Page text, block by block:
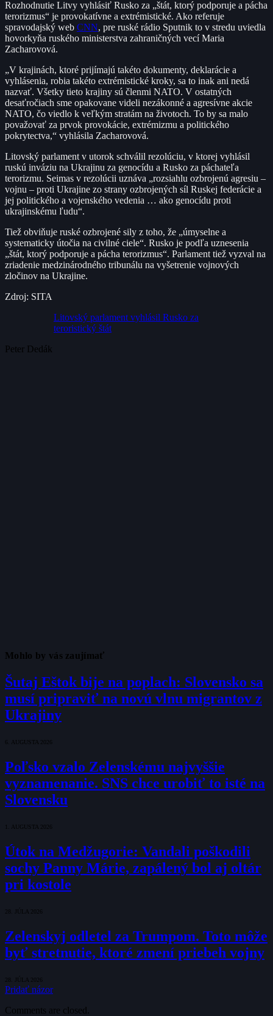
Rozhodnutie Litvy vyhlásiť Rusko za „štát, ktorý podporuje a pácha
terorizmus“ je provokatívne a extrémistické. Ako referuje
spravodajský web CNN, pre ruské rádio Sputnik to v stredu uviedla
hovorkyňa ruského ministerstva zahraničných vecí Maria
Zacharovová.
„V krajinách, ktoré prijímajú takéto dokumenty, deklarácie a
vyhlásenia, robia takéto extrémistické kroky, sa to inak ani nedá
nazvať. Všetky tieto krajiny sú členmi NATO. V ostatných
desaťročiach sme opakovane videli nezákonné a agresívne akcie
NATO, čo viedlo k veľkým stratám na životoch. To by sa malo
považovať za prvok provokácie, extrémizmu a politického
pokrytectva,“ vyhlásila Zacharovová.
Litovský parlament v utorok schválil rezolúciu, v ktorej vyhlásil
ruskú inváziu na Ukrajinu za genocídu a Rusko za páchateľa
terorizmu. Seimas v rezolúcii uznáva „rozsiahlu ozbrojenú agresiu –
vojnu – proti Ukrajine zo strany ozbrojených síl Ruskej federácie a
jej politického a vojenského vedenia … ako genocídu proti
ukrajinskému ľudu“.
Tiež obviňuje ruské ozbrojené sily z toho, že „úmyselne a
systematicky útočia na civilné ciele“. Rusko je podľa uznesenia
„štát, ktorý podporuje a pácha terorizmus“. Parlament tiež vyzval na
zriadenie medzinárodného tribunálu na vyšetrenie vojnových
zločinov na Ukrajine.
Zdroj: SITA
Litovský parlament vyhlásil Rusko za
teroristický štát
Peter Dedák
Mohlo by vás zaujímať
Šutaj Eštok bije na poplach: Slovensko sa
musí pripraviť na novú vlnu migrantov z
Ukrajiny
6. AUGUSTA 2026
Poľsko vzalo Zelenskému najvyššie
vyznamenanie. SNS chce urobiť to isté na
Slovensku
1. AUGUSTA 2026
Útok na Medžugorie: Vandali poškodili
sochy Panny Márie, zapálený bol aj oltár
pri kostole
28. JÚLA 2026
Zelenskyj odletel za Trumpom. Toto môže
byť stretnutie, ktoré zmení priebeh vojny
28. JÚLA 2026
Pridať názor
Comments are closed.